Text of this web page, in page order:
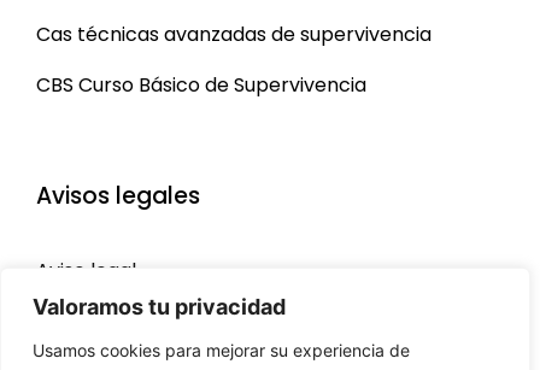
Valoramos tu privacidad
Usamos cookies para mejorar su experiencia de
Cas técnicas avanzadas de supervivencia
CBS Curso Básico de Supervivencia
Avisos legales
Aviso legal
Política de privacidad